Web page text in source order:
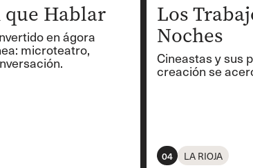
que Hablar
en ágora
microteatro,
Los
Noches
Cineastas y sus
creación se
04 LA RIOJA